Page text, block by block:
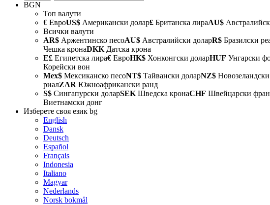
BGN
Топ валути
€ ЕвроUS$ Американски долар£ Британска лираAU$
Всички валути
AR$ Аржентинско песоAU$ Австралийски доларR$ Бразилски
Чешка кронаDKK Датска крона
E£ Египетска лира€ ЕвроHK$ Хонконгски доларHUF Унгарски
Корейски вон
Mex$ Мексиканско песоNT$ Тайвански доларNZ$
риалZAR Южноафрикански ранд
S$ Сингапурски доларSEK Шведска кронаCHF Швейцарски
Виетнамски донг
Изберете своя език bg
English
Dansk
Deutsch
Español
Français
Indonesia
Italiano
Magyar
Nederlands
Norsk bokmål